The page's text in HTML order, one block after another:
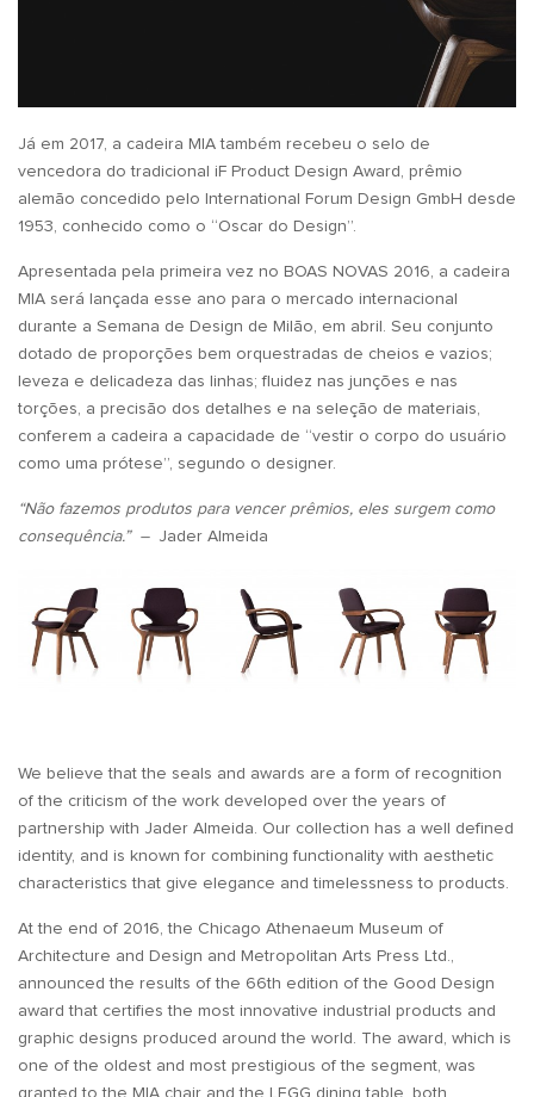
Já em 2017, a cadeira MIA também recebeu o selo de
vencedora do tradicional iF Product Design Award, prêmio
alemão concedido pelo International Forum Design GmbH desde
1953, conhecido como o “Oscar do Design”.
Apresentada pela primeira vez no BOAS NOVAS 2016, a cadeira
MIA será lançada esse ano para o mercado internacional
durante a Semana de Design de Milão, em abril. Seu conjunto
dotado de proporções bem orquestradas de cheios e vazios;
leveza e delicadeza das linhas; fluidez nas junções e nas
torções, a precisão dos detalhes e na seleção de materiais,
conferem a cadeira a capacidade de “vestir o corpo do usuário
como uma prótese”, segundo o designer.
“Não fazemos produtos para vencer prêmios, eles surgem como
consequência.” – Jader Almeida
We believe that the seals and awards are a form of recognition
of the criticism of the work developed over the years of
partnership with Jader Almeida. Our collection has a well defined
identity, and is known for combining functionality with aesthetic
characteristics that give elegance and timelessness to products.
At the end of 2016, the Chicago Athenaeum Museum of
Architecture and Design and Metropolitan Arts Press Ltd.,
announced the results of the 66th edition of the Good Design
award that certifies the most innovative industrial products and
graphic designs produced around the world. The award, which is
one of the oldest and most prestigious of the segment, was